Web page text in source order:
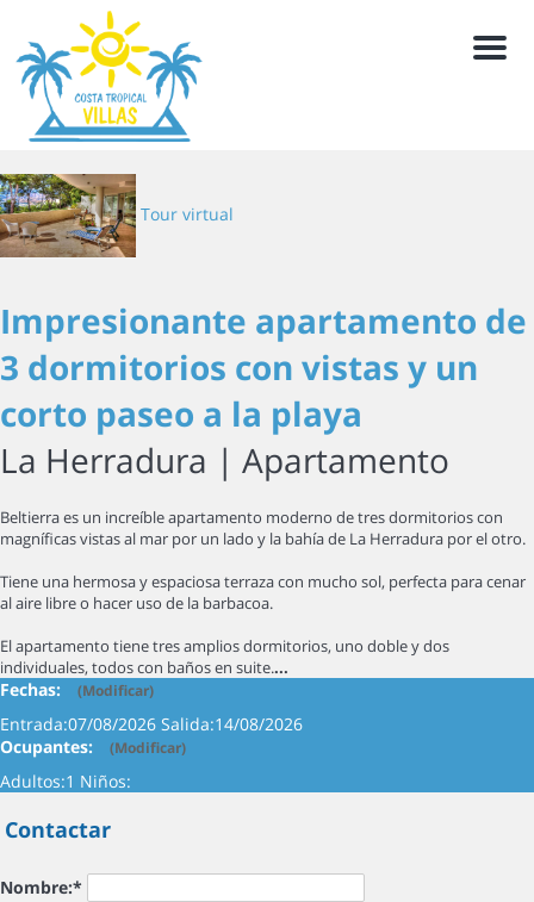
Menu
Tour virtual
Impresionante apartamento de
3 dormitorios con vistas y un
corto paseo a la playa
La Herradura | Apartamento
Beltierra es un increíble apartamento moderno de tres dormitorios con
magníficas vistas al mar por un lado y la bahía de La Herradura por el otro.
Tiene una hermosa y espaciosa terraza con mucho sol, perfecta para cenar
al aire libre o hacer uso de la barbacoa.
El apartamento tiene tres amplios dormitorios, uno doble y dos
individuales, todos con baños en suite....
Fechas: (Modificar)
Entrada:07/08/2026 Salida:14/08/2026
Ocupantes:
(Modificar)
Adultos:1 Niños:
Contactar
Nombre:*